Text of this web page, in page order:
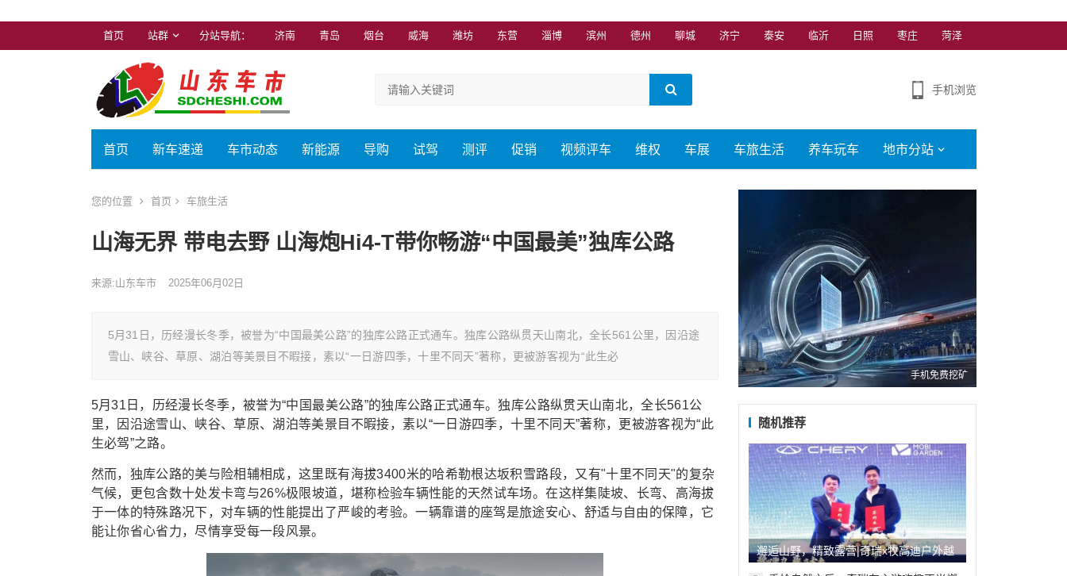
首页 站群 分站导航： 济南 青岛 烟台 威海 潍坊 东营 淄博 滨州 德州 聊城 济宁 泰安 临沂 日照 枣庄 菏泽
手机浏览
首页 新车速递 车市动态 新能源 导购 试驾 测评 促销 视频评车 维权 车展 车旅生活 养车玩车 地市分站
您的位置 首页 车旅生活
山海无界 带电去野 山海炮Hi4-T带你畅游“中国最美”独库公路
来源:山东车市 2025年06月02日
5月31日，历经漫长冬季，被誉为“中国最美公路”的独库公路正式通车。独库公路纵贯天山南北，全长561公里，因沿途
雪山、峡谷、草原、湖泊等美景目不暇接，素以“一日游四季，十里不同天”著称，更被游客视为“此生必
5月31日，历经漫长冬季，被誉为“中国最美公路”的独库公路正式通车。独库公路纵贯天山南北，全长561公
里，因沿途雪山、峡谷、草原、湖泊等美景目不暇接，素以“一日游四季，十里不同天”著称，更被游客视为“此
生必驾”之路。
然而，独库公路的美与险相辅相成，这里既有海拔3400米的哈希勒根达坂积雪路段，又有"十里不同天"的复杂
气候，更包含数十处发卡弯与26%极限坡道，堪称检验车辆性能的天然试车场。在这样集陡坡、长弯、高海拔
于一体的特殊路况下，对车辆的性能提出了严峻的考验。一辆靠谱的座驾是旅途安心、舒适与自由的保障，它
能让你省心省力，尽情享受每一段风景。
手机免费挖矿
随机推荐
邂逅山野，精致露营|奇瑞x牧高迪户外越